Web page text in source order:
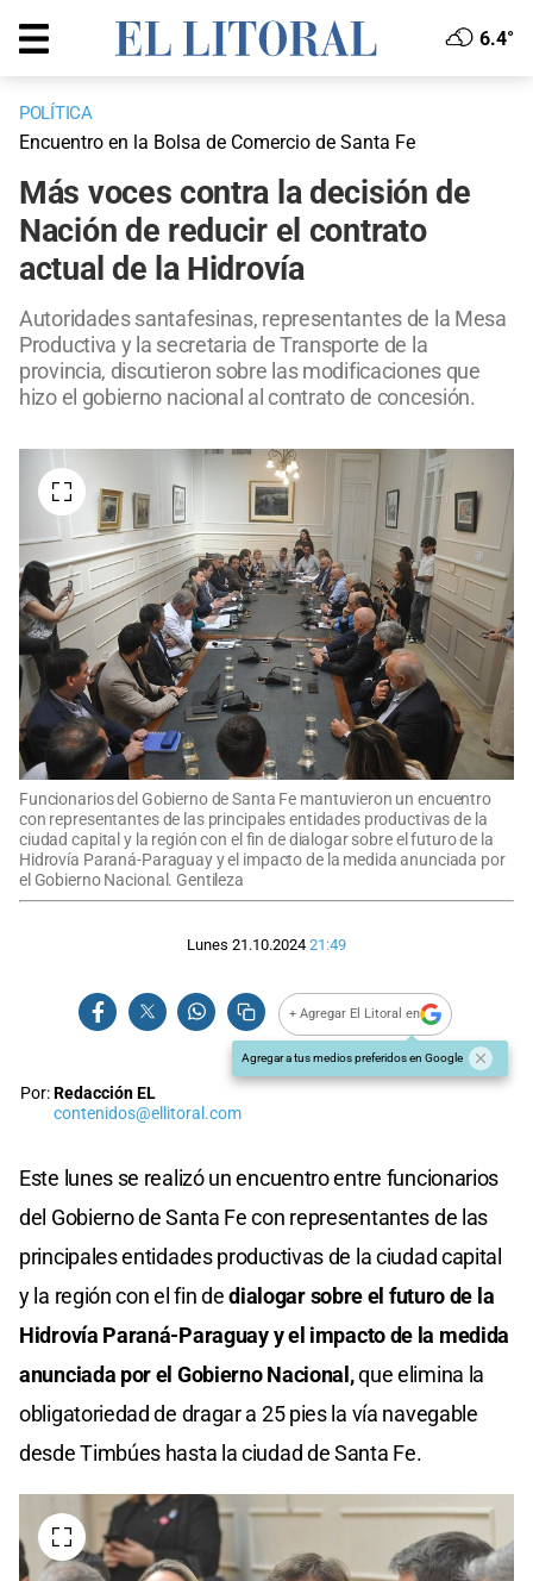
6.4°
POLÍTICA
Encuentro en la Bolsa de Comercio de Santa Fe
Más voces contra la decisión de
Nación de reducir el contrato
actual de la Hidrovía
Autoridades santafesinas, representantes de la Mesa
Productiva y la secretaria de Transporte de la
provincia, discutieron sobre las modificaciones que
hizo el gobierno nacional al contrato de concesión.
Funcionarios del Gobierno de Santa Fe mantuvieron un encuentro
con representantes de las principales entidades productivas de la
ciudad capital y la región con el fin de dialogar sobre el futuro de la
Hidrovía Paraná-Paraguay y el impacto de la medida anunciada por
el Gobierno Nacional. Gentileza
Lunes 21.10.2024 21:49
+ Agregar El Litoral en
Agregar a tus medios preferidos en Google
Por:Redacción EL
contenidos@ellitoral.com
Este lunes se realizó un encuentro entre funcionarios
del Gobierno de Santa Fe con representantes de las
principales entidades productivas de la ciudad capital
y la región con el fin dedialogar sobre el futuro de la
Hidrovía Paraná-Paraguayy el impacto de la medida
anunciada por el Gobierno Nacional,que elimina la
obligatoriedad de dragar a 25 pies la vía navegable
desde Timbúes hasta la ciudad de Santa Fe.